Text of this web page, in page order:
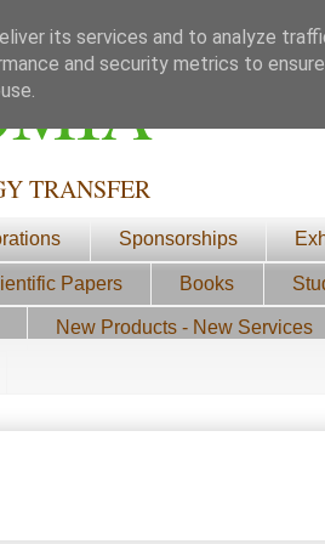
TRANSFER
Sponsorships
Papers Books
New Products - New Services
its services and to analyze
and security metrics to